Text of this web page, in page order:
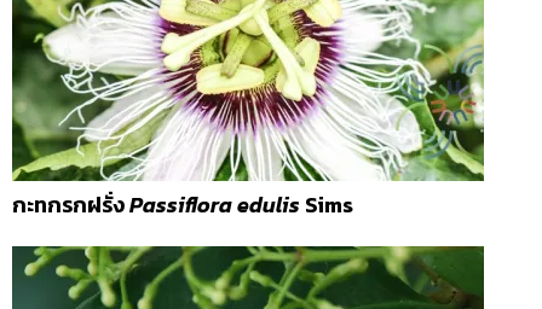
กะทกรกฝรั่งPassiflora edulis Sims